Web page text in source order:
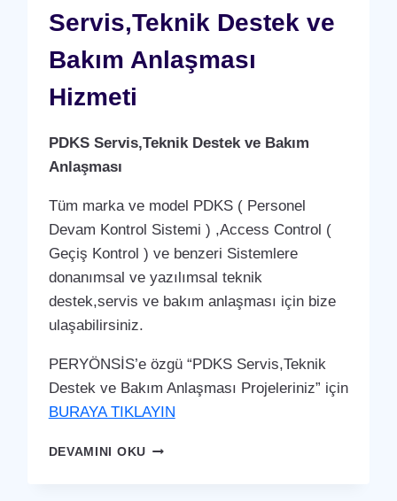
Servis,Teknik Destek ve
Bakım Anlaşması
Hizmeti
PDKS Servis,Teknik Destek ve Bakım
Anlaşması
Tüm marka ve model PDKS ( Personel
Devam Kontrol Sistemi ) ,Access Control (
Geçiş Kontrol ) ve benzeri Sistemlere
donanımsal ve yazılımsal teknik
destek,servis ve bakım anlaşması için bize
ulaşabilirsiniz.
PERYÖNSİS’e özgü “PDKS Servis,Teknik
Destek ve Bakım Anlaşması Projeleriniz” için
BURAYA TIKLAYIN
DEVAMINI OKUGERGER